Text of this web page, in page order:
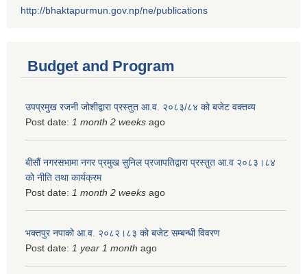
http://bhaktapurmun.gov.np/ne/publications
Budget and Program
उपप्रमुख रजनी जोशीद्वारा प्रस्तुत आ.व. २०८३/८४ को बजेट वक्तव्य
Post date: 1 month 2 weeks ago
बीसौं नगरसभामा नगर प्रमुख सुनिल प्रजापतिद्वारा प्रस्तुत आ.व‍ २०८३।८४
को नीति तथा कार्यक्रम
Post date: 1 month 2 weeks ago
भक्तपुर नपाको आ.व. २०८२।८३ को बजेट सम्बन्धी विवरण
Post date: 1 year 1 month ago